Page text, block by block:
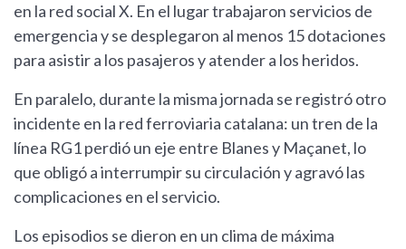
en la red social X. En el lugar trabajaron servicios de
emergencia y se desplegaron al menos 15 dotaciones
para asistir a los pasajeros y atender a los heridos.
En paralelo, durante la misma jornada se registró otro
incidente en la red ferroviaria catalana: un tren de la
línea RG1 perdió un eje entre Blanes y Maçanet, lo
que obligó a interrumpir su circulación y agravó las
complicaciones en el servicio.
Los episodios se dieron en un clima de máxima